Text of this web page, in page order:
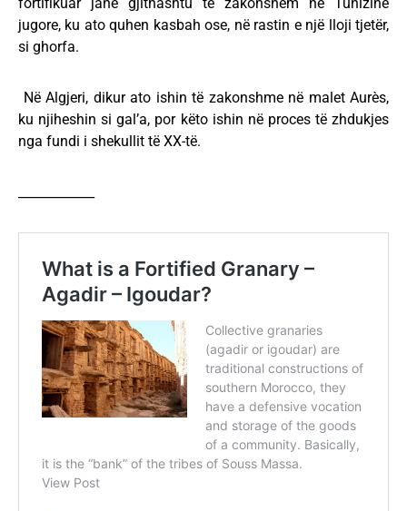
jugore, ku ato quhen kasbah ose, në rastin e një lloji tjetër,
si ghorfa.
Në Algjeri, dikur ato ishin të zakonshme në malet Aurès,
ku njiheshin si gal’a, por këto ishin në proces të zhdukjes
nga fundi i shekullit të XX-të.